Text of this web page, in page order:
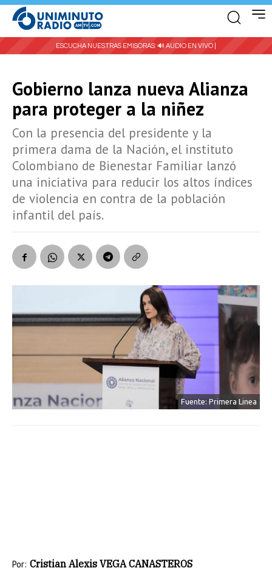
ESCUCHA NUESTRAS EMISORAS: 🔊 AUDIO EN VIVO |
Gobierno lanza nueva Alianza
para proteger a la niñez
Con la presencia del presidente y la
primera dama de la Nación, el instituto
Colombiano de Bienestar Familiar lanzó
una iniciativa para reducir los altos índices
de violencia en contra de la población
infantil del país.
Fuente: Primera Linea
Por: Cristian Alexis VEGA CANASTEROS